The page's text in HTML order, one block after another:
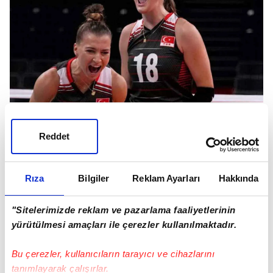
Rıza Bilgiler Reklam Ayarları Hakkında
"Sitelerimizde reklam ve pazarlama faaliyetlerinin
yürütülmesi amaçları ile çerezler kullanılmaktadır.
Bu çerezler, kullanıcıların tarayıcı ve cihazlarını
tanımlayarak çalışırlar.
Reddet
yağmuruna tutuldu ve başarılı voleybolcunun
hayatına dair detaylar araştırılmaya başladı.